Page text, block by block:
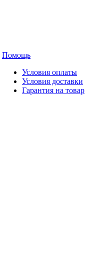
Помощь
Условия оплаты
Условия доставки
Гарантия на товар